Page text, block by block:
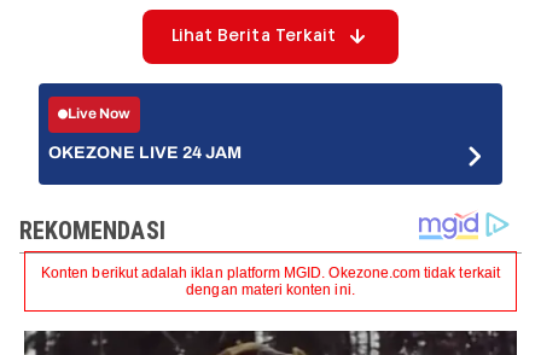
Lihat Berita Terkait
Live Now
OKEZONE LIVE 24 JAM